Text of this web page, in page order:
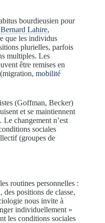
bourdieusien pour
Bernard Lahire,
que les individus
plurielles, parfois
multiples. Les
être remises en
mobilité
(Goffman, Becker)
et se maintiennent
Le changement n’est
sociales
(groupes de
routines personnelles :
des positions de classe,
nous invite à
individuellement »
les conditions sociales